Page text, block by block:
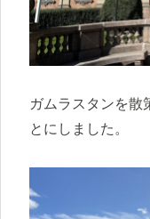
ガムラスタンを散
とにしました。